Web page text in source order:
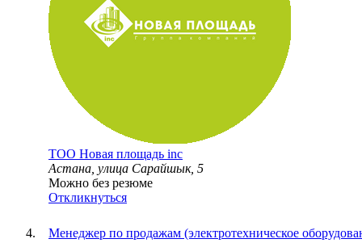
ТОО Новая площадь inc
Астана, улица Сарайшык, 5
Можно без резюме
Откликнуться
Менеджер по продажам (электротехническое